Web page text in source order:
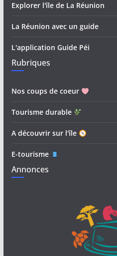
Explorer l'île de La Réunion
La Réunion avec un guide
L'application Guide Péi
Rubriques
Nos coups de coeur
Tourisme durable
A découvrir sur l'île
E-tourisme
Annonces